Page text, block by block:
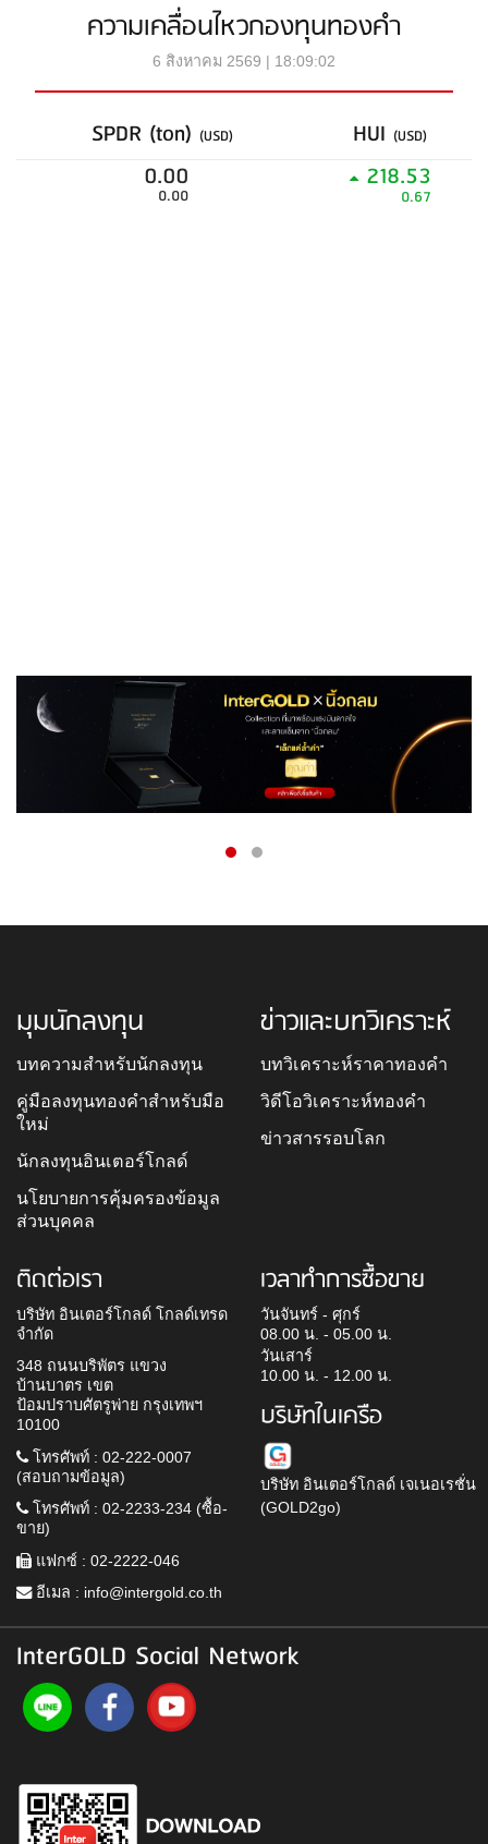
ความเคลื่อนไหวกองทุนทองคำ
6 สิงหาคม 2569 | 18:09:02
SPDR (ton) (USD) HUI (USD)
0.00
0.00
218.53
0.67
มุมนักลงทุน
บทความสำหรับนักลงทุน
คู่มือลงทุนทองคำสำหรับมือ
ใหม่
นักลงทุนอินเตอร์โกลด์
นโยบายการคุ้มครองข้อมูล
ส่วนบุคคล
ข่าวและบทวิเคราะห์
บทวิเคราะห์ราคาทองคำ
วิดีโอวิเคราะห์ทองคำ
ข่าวสารรอบโลก
ติดต่อเรา
บริษัท อินเตอร์โกลด์ โกลด์เทรด
จำกัด
348 ถนนบริพัตร แขวง
บ้านบาตร เขต
ป้อมปราบศัตรูพ่าย กรุงเทพฯ
10100
โทรศัพท์ : 02-222-0007
(สอบถามข้อมูล)
โทรศัพท์ : 02-2233-234 (ซื้อ-
ขาย)
แฟกซ์ : 02-2222-046
อีเมล : info@intergold.co.th
เวลาทำการซื้อขาย
วันจันทร์ - ศุกร์
08.00 น. - 05.00 น.
วันเสาร์
10.00 น. - 12.00 น.
บริษัทในเครือ
บริษัท อินเตอร์โกลด์ เจเนอเรชั่น
(GOLD2go)
InterGOLD Social Network